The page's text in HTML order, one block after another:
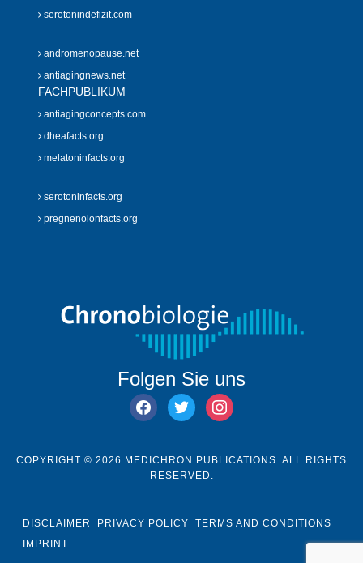
serotonindefizit.com
andromenopause.net
antiagingnews.net
FACHPUBLIKUM
antiagingconcepts.com
dheafacts.org
melatoninfacts.org
serotoninfacts.org
pregnenolonfacts.org
Folgen Sie uns
facebook
twitter instagram
COPYRIGHT © 2026 MEDICHRON PUBLICATIONS. ALL RIGHTS
RESERVED.
DISCLAIMER PRIVACY POLICY
TERMS AND CONDITIONS
IMPRINT